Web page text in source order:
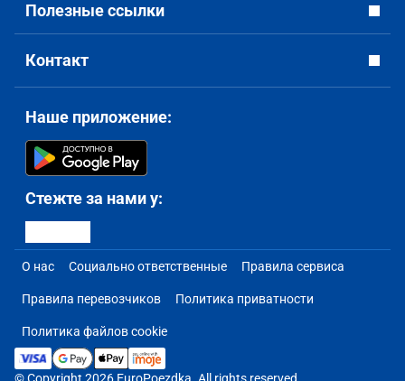
Полезные ссылки
Контакт
Наше приложение:
Стежте за нами у:
О нас Социально ответственные Правила сервиса
Правила перевозчиков Политика приватности
Политика файлов cookie